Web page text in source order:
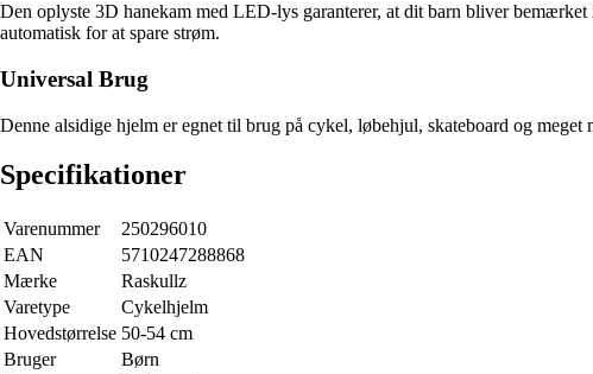
Den oplyste 3D hanekam med LED-lys garanterer, at dit barn bliver
automatisk for at spare strøm.
Universal Brug
Denne alsidige hjelm er egnet til brug på cykel, løbehjul, skateboard og
Specifikationer
Varenummer
250296010
EAN
5710247288868
Mærke
Raskullz
Varetype
Cykelhjelm
Hovedstørrelse 50-54 cm
Bruger
Børn